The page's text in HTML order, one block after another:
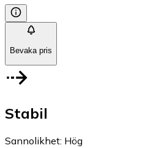
Bevaka pris
Stabil
Sannolikhet: Hög